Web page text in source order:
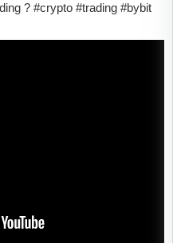
? #crypto #trading #bybit